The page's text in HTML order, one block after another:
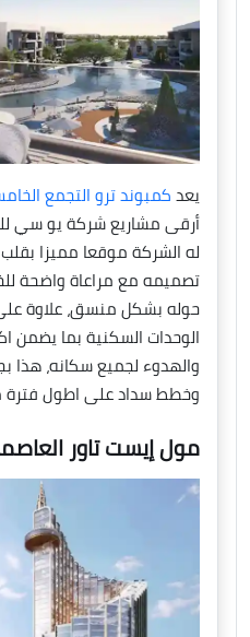
يعد كمبوند ترو التجمع
أرقى مشاريع شركة يو سي
له الشركة موقعا مميزا بقلب
تصميمه مع مراعاة واضحة
حوله بشكل منسق، علاوة
الوحدات السكنية بما يضمن
والهدوء لجميع سكانه، هذا
وخطط سداد على اطول فترة
مول إيست تاور